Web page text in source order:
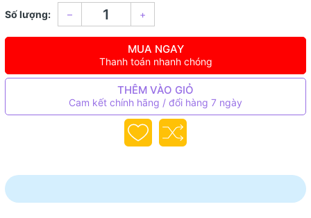
Số lượng: – +
MUA NGAY
Thanh toán nhanh chóng
THÊM VÀO GIỎ
Cam kết chính hãng / đổi hàng 7 ngày